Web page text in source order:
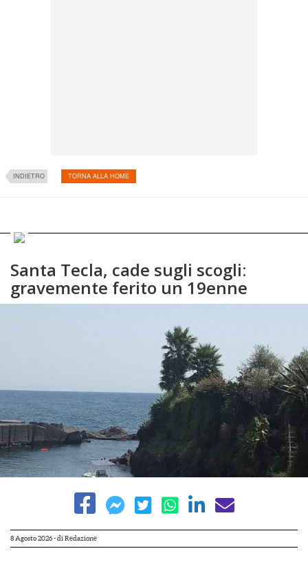
INDIETRO TORNA ALLA HOME
Santa Tecla, cade sugli scogli:
gravemente ferito un 19enne
8 Agosto 2026- di Redazione